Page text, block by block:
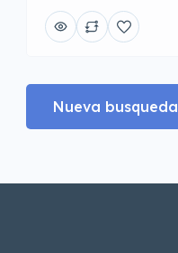
Nueva busqueda